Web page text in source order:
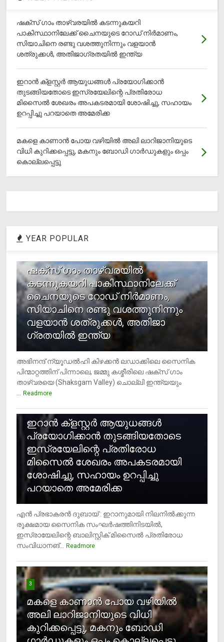
ഷക്സ് ​ഗാം താഴ്‌വരയിൽ കടന്നുകയറി
പാകിസ്ഥാനിലേക്ക് ചൈനയുടെ റോഡ് നിർമാണം,
സിയാചിനെ രണ്ടു വശത്തുനിന്നും വളയാൻ
ശത്രുക്കൾ, അതിജാ​ഗ്രതയിൽ ഇന്ത്യ
ഇറാന്‍ ക്‌ളസ്റ്റര്‍ ആയുധങ്ങള്‍ പ്രയോഗിക്കാന്‍
തുടങ്ങിയതോടെ ഇസ്രയേലിന്റെ പ്രതിരോധ
മിസൈല്‍ ശേഖരം അപകടരമായി ശോഷിച്ചു, സഹായം
ഉറപ്പിച്ചു പറയാതെ അമേരിക്ക
മകളെ കാണാന്‍ പോയ വഴിയില്‍ അലി ലാറിജാനിയുടെ
വിധി കുറിക്കപ്പെട്ടു, മകനും ബോഡി ഗാര്‍ഡുകളും ഒപ്പം
കൊല്ലപ്പെട്ടു
YEAR POPULAR
ഷക്സ് ​ഗാം താഴ്‌വരയിൽ
കടന്നുകയറി പാകിസ്ഥാനിലേക്ക്
ചൈനയുടെ റോഡ് നിർമാണം,
സിയാചിനെ രണ്ടു വശത്തുനിന്നും
വളയാൻ ശത്രുക്കൾ, അതിജാ​
ഗ്രതയിൽ ഇന്ത്യ
അഭിനന്ദ് ന്യൂഡൽഹി കിഴക്കൻ ലഡാക്കിലെ സൈനിക
പിന്മാറ്റത്തിന് പിന്നാലെ, ജമ്മു കശ്മീരിലെ ഷക്സ് ​ഗാം
താഴ്‌വരയെ (Shaksgam Valley) ചൊല്ലി ഇന്ത്യയും
Readmore
ഇറാന്‍ ക്‌ളസ്റ്റര്‍ ആയുധങ്ങള്‍
പ്രയോഗിക്കാന്‍ തുടങ്ങിയതോടെ
ഇസ്രയേലിന്റെ പ്രതിരോധ
മിസൈല്‍ ശേഖരം അപകടരമായി
ശോഷിച്ചു, സഹായം ഉറപ്പിച്ചു
പറയാതെ അമേരിക്ക
എന്‍ പ്രഭാകരന്‍ ദുബായ് : ഇറാനുമായി നിലനില്‍ക്കുന്ന
രൂക്ഷമായ സൈനിക സംഘര്‍ഷത്തിനിടയില്‍,
ഇസ്രായേലിന്റെ ബാലിസ്റ്റിക് മിസൈല്‍ പ്രതിരോധ
സംവിധാനങ്...
Readmore
3
മകളെ കാണാന്‍ പോയ വഴിയില്‍
അലി ലാറിജാനിയുടെ വിധി
കുറിക്കപ്പെട്ടു, മകനും ബോഡി